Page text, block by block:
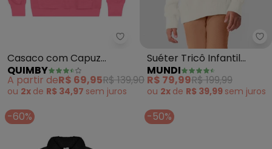
Quimby - Casaco com Capuz
Casaco com Capuz
Infantil Unissex (Rosa)
QUIMBY
A partir deR$ 69,95R$ 139,90
ou 2x de R$ 34,97 sem juros
Suéter Tricô Infantil
Menina (Natural)
MUNDI
R$ 79,99R$ 199,99
ou 2x de R$ 39,99 sem juros
-60% -50%